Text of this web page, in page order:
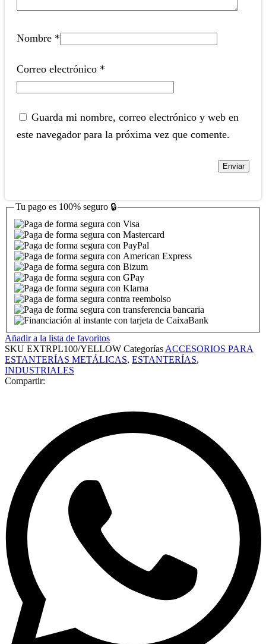
Nombre *
Correo electrónico *
Guarda mi nombre, correo electrónico y web en
este navegador para la próxima vez que comente.
Tu pago es 100% seguro 🔒
Añadir a la lista de favoritos
SKU EXTRPL100/YELLOW Categorías ACCESORIOS PARA
ESTANTERÍAS METÁLICAS, ESTANTERÍAS,
INDUSTRIALES
Compartir: